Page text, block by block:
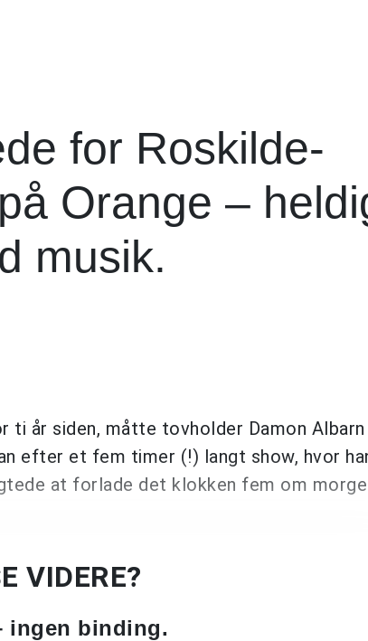
for Roskilde-
Orange –
musik.
ti år siden, måtte tovholder Damon
efter et fem timer (!) langt show, hvor
at forlade det klokken fem om
VIDERE?
ingen binding.